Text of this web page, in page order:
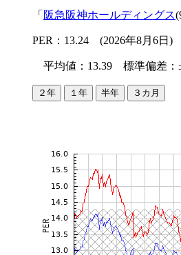
「 阪急阪神ホールディングス
PER：13.24 (2026年8月6日)
平均値：13.39 標準偏差：